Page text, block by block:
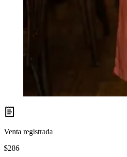
Venta registrada
$286